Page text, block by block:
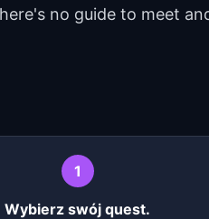
no guide to meet
1
Wybierz swój quest.